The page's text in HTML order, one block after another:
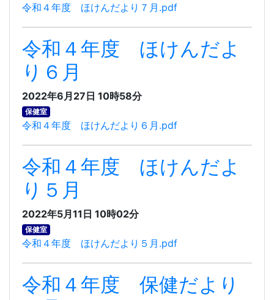
令和４年度 ほけんだより７月.pdf
令和４年度 ほけんだよ
り６月
2022年6月27日 10時58分
保健室
令和４年度 ほけんだより６月.pdf
令和４年度 ほけんだよ
り５月
2022年5月11日 10時02分
保健室
令和４年度 ほけんだより５月.pdf
令和４年度 保健だより